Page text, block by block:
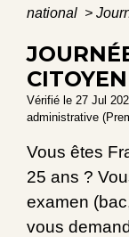
national >
Vérifié le 27 Jul
administrative
Vous êtes
25 ans ?
examen
vous